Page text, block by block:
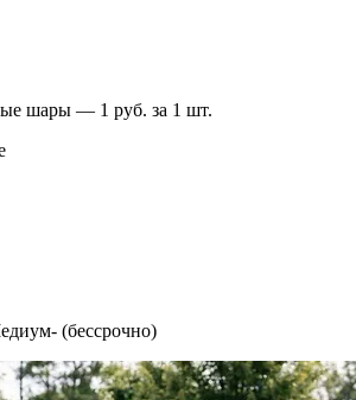
шары — 1 руб. за 1 шт.
(бессрочно)